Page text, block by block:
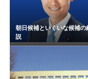
朝日候補といくいな候補の
説